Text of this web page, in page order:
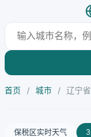
首页 / 城市 / 辽宁省
保税区实时天气